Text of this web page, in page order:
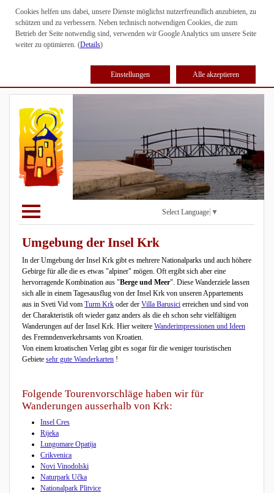
Cookies helfen uns dabei, unsere Dienste möglichst nutzerfreundlich anzubieten, zu
schützen und zu verbessern. Neben technisch notwendigen Cookies, die zum
Betrieb der Seite notwendig sind, verwenden wir Google Analytics um unsere Seite
weiter zu optimieren. (Details)
Einstellungen Alle akzeptieren
Select Language ▼
Umgebung der Insel Krk
In der Umgebung der Insel Krk gibt es mehrere Nationalparks und auch höhere
Gebirge für alle die es etwas "alpiner" mögen. Oft ergibt sich aber eine
hervorragende Kombination aus "Berge und Meer". Diese Wanderziele lassen
sich alle in einem Tagesausflug von der Insel Krk von unseren Appartements
aus in Sveti Vid vom Turm Krk oder der Villa Barusici erreichen und sind von
der Charakteristik oft wieder ganz anders als die eh schon sehr vielfältigen
Wanderungen auf der Insel Krk. Hier weitere Wanderimpressionen und Ideen
des Fremndenverkehrsamts von Kroatien.
Von einem kroatischen Verlag gibt es sogar für die weniger touristischen
Gebiete sehr gute Wanderkarten !
Folgende Tourenvorschläge haben wir für
Wanderungen ausserhalb von Krk:
Insel Cres
Rijeka
Lungomare Opatija
Crikvenica
Novi Vinodolski
Naturpark Učka
Nationalpark Plitvice